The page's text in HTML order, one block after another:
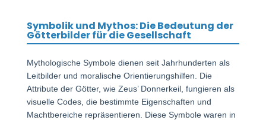
Symbolik und Mythos: Die Bedeutung der
Götterbilder für die Gesellschaft
Mythologische Symbole dienen seit Jahrhunderten als
Leitbilder und moralische Orientierungshilfen. Die
Attribute der Götter, wie Zeus’ Donnerkeil, fungieren als
visuelle Codes, die bestimmte Eigenschaften und
Machtbereiche repräsentieren. Diese Symbole waren in